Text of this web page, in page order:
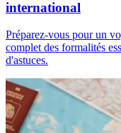
international
Préparez-vous pour un
complet des formalités
d'astuces.